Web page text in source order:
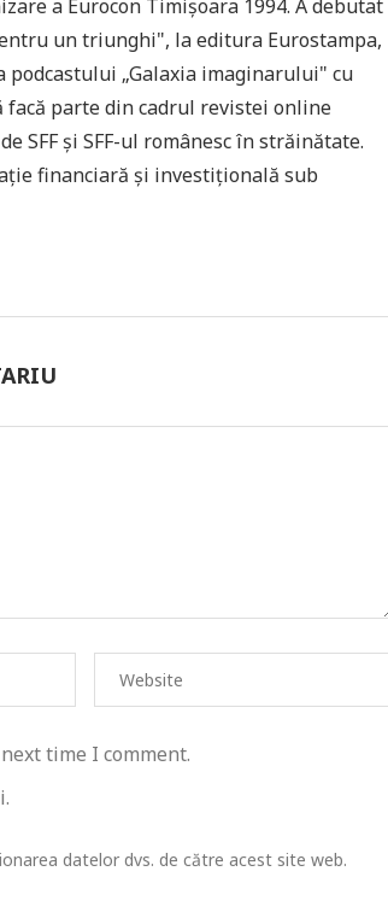
a Eurocon Timișoara 1994. A debutat
un triunghi", la editura Eurostampa,
podcastului „Galaxia imaginarului" cu
parte din cadrul revistei online
SFF și SFF-ul românesc în străinătate.
financiară și investițională sub
time I comment.
datelor dvs. de către acest site web.